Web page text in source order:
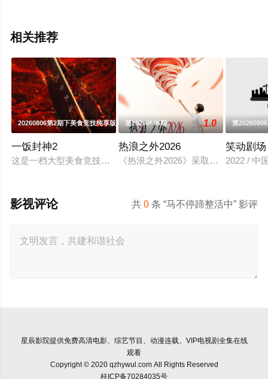
相关推荐
20260806第2期下美食竞技纯享版
8.0
一饭封神2
这是一档大型美食竞技综艺。备受观众期待的“封神厨房”再度启
第20260806期 1.0
热浪之外2026
《热浪之外2026》采取纪实+深度访
第
笑动剧场
2022 / 中
共0 条 “马不停蹄整活中” 影评
影视评论
星辰影院提供免费高清电影、综艺节目、动漫连载、VIP电视剧全集在线
观看
Copyright © 2020 qzhywul.com All Rights Reserved
桂ICP备70284035号